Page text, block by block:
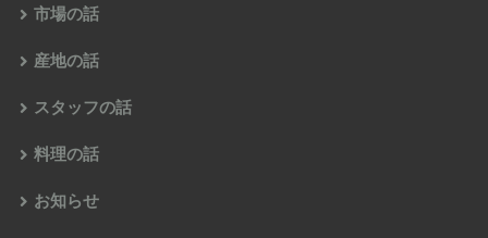
市場の話
産地の話
スタッフの話
料理の話
お知らせ